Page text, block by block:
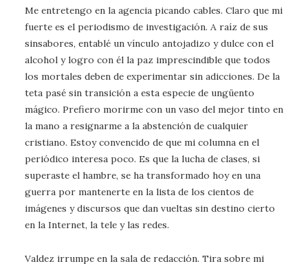
Me entretengo en la agencia picando cables. Claro que mi
fuerte es el periodismo de investigación. A raíz de sus
sinsabores, entablé un vínculo antojadizo y dulce con el
alcohol y logro con él la paz imprescindible que todos
los mortales deben de experimentar sin adicciones. De la
teta pasé sin transición a esta especie de ungüento
mágico. Prefiero morirme con un vaso del mejor tinto en
la mano a resignarme a la abstención de cualquier
cristiano. Estoy convencido de que mi columna en el
periódico interesa poco. Es que la lucha de clases, si
superaste el hambre, se ha transformado hoy en una
guerra por mantenerte en la lista de los cientos de
imágenes y discursos que dan vueltas sin destino cierto
en la Internet, la tele y las redes.
Valdez irrumpe en la sala de redacción. Tira sobre mi